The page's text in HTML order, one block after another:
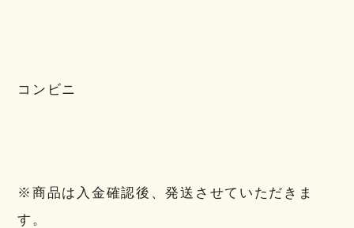
コンビニ
※商品は入金確認後、発送させていただきま
す。